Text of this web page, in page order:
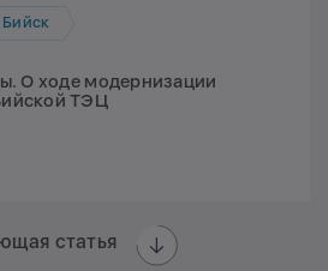
Бийск
О ходе модернизации
ТЭЦ
статья